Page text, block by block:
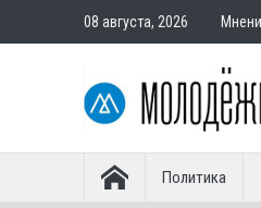
08 августа, 2026
Политика